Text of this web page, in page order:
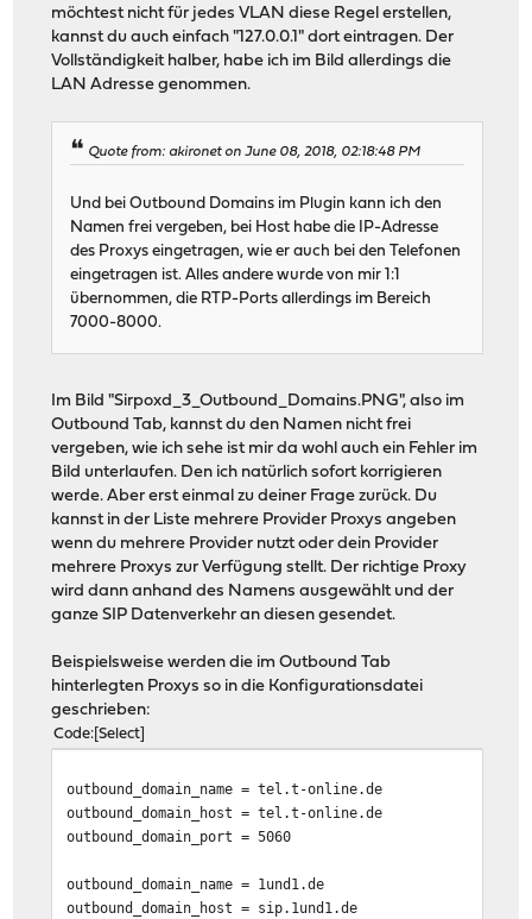
möchtest nicht für jedes VLAN diese Regel erstellen,
kannst du auch einfach "127.0.0.1" dort eintragen. Der
Vollständigkeit halber, habe ich im Bild allerdings die
LAN Adresse genommen.
Quote from: akironet on June 08, 2018, 02:18:48 PM
Und bei Outbound Domains im Plugin kann ich den
Namen frei vergeben, bei Host habe die IP-Adresse
des Proxys eingetragen, wie er auch bei den Telefonen
eingetragen ist. Alles andere wurde von mir 1:1
übernommen, die RTP-Ports allerdings im Bereich
7000-8000.
Im Bild "Sirpoxd_3_Outbound_Domains.PNG", also im
Outbound Tab, kannst du den Namen nicht frei
vergeben, wie ich sehe ist mir da wohl auch ein Fehler im
Bild unterlaufen. Den ich natürlich sofort korrigieren
werde. Aber erst einmal zu deiner Frage zurück. Du
kannst in der Liste mehrere Provider Proxys angeben
wenn du mehrere Provider nutzt oder dein Provider
mehrere Proxys zur Verfügung stellt. Der richtige Proxy
wird dann anhand des Namens ausgewählt und der
ganze SIP Datenverkehr an diesen gesendet.
Beispielsweise werden die im Outbound Tab
hinterlegten Proxys so in die Konfigurationsdatei
geschrieben:
Code Select
outbound_domain_name = tel.t-online.de
outbound_domain_host = tel.t-online.de
outbound_domain_port = 5060
outbound_domain_name = 1und1.de
outbound_domain_host = sip.1und1.de